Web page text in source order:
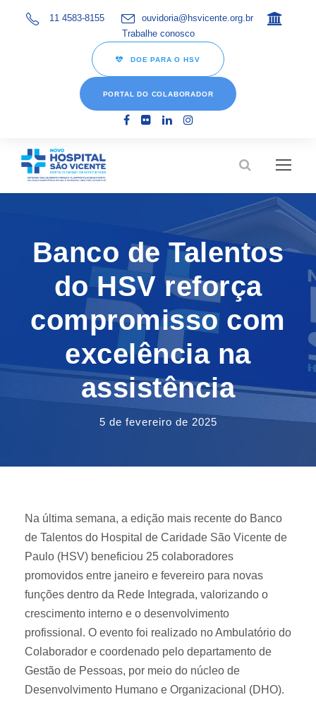
11 4583-8155
ouvidoria@hsvicente.org.br
Trabalhe conosco
DOE PARA O HSV
PORTAL DO COLABORADOR
Banco de Talentos
do HSV reforça
compromisso com
excelência na
assistência
5 de fevereiro de 2025
Na última semana, a edição mais recente do Banco
de Talentos do Hospital de Caridade São Vicente de
Paulo (HSV) beneficiou 25 colaboradores
promovidos entre janeiro e fevereiro para novas
funções dentro da Rede Integrada, valorizando o
crescimento interno e o desenvolvimento
profissional. O evento foi realizado no Ambulatório do
Colaborador e coordenado pelo departamento de
Gestão de Pessoas, por meio do núcleo de
Desenvolvimento Humano e Organizacional (DHO).